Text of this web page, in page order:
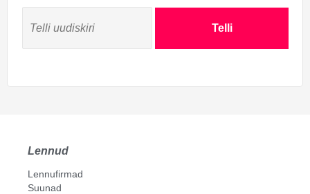
Telli
Lennud
Lennufirmad
Suunad